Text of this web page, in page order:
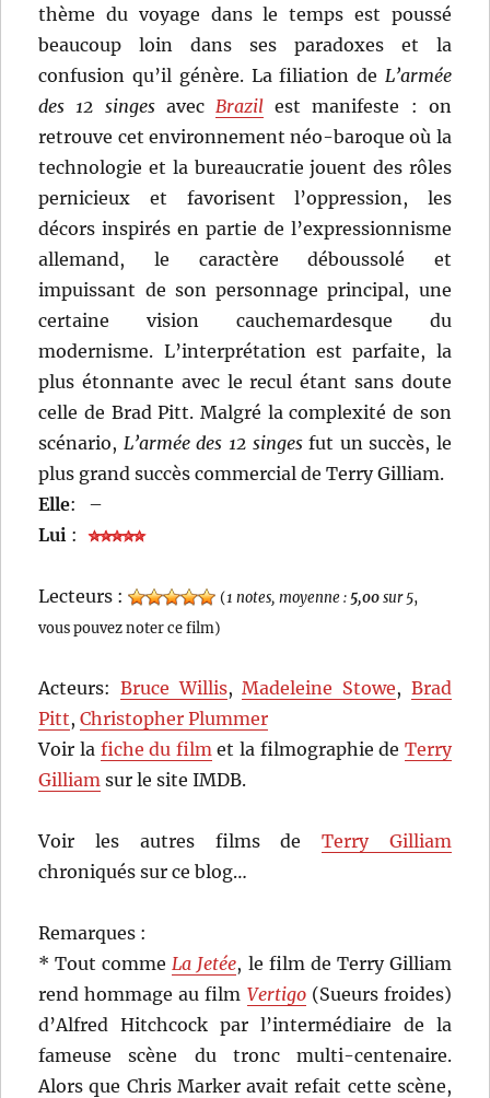
thème du voyage dans le temps est poussé
beaucoup loin dans ses paradoxes et la
confusion qu’il génère. La filiation de L’armée
des 12 singesavec Brazil est manifeste : on
retrouve cet environnement néo-baroque où la
technologie et la bureaucratie jouent des rôles
pernicieux et favorisent l’oppression, les
décors inspirés en partie de l’expressionnisme
allemand, le caractère déboussolé et
impuissant de son personnage principal, une
certaine vision cauchemardesque du
modernisme. L’interprétation est parfaite, la
plus étonnante avec le recul étant sans doute
celle de Brad Pitt. Malgré la complexité de son
scénario, L’armée des 12 singesfut un succès, le
plus grand succès commercial de Terry Gilliam.
Elle:
–
Lui :
Lecteurs : (1 notes, moyenne : 5,00sur 5,
vous pouvez noter ce film)
Acteurs: Bruce Willis,Madeleine Stowe, Brad
Pitt,Christopher Plummer
Voir la fiche du film et la filmographie de Terry
Gilliam sur le site IMDB.
Voir les autres films de Terry Gilliam
chroniqués sur ce blog…
Remarques :
* Tout comme La Jetée, le film de Terry Gilliam
rend hommage au film Vertigo(Sueurs froides)
d’Alfred Hitchcock par l’intermédiaire de la
fameuse scène du tronc multi-centenaire.
Alors que Chris Marker avait refait cette scène,